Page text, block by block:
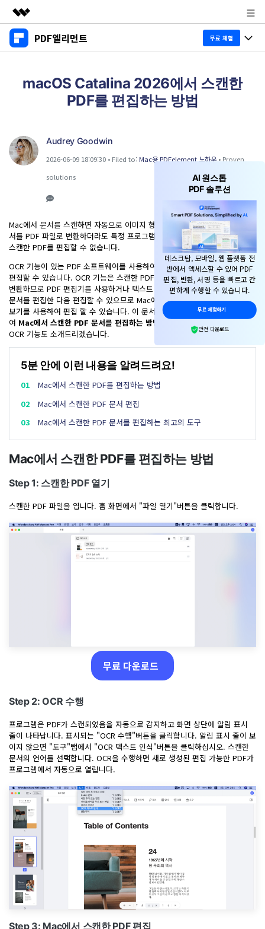
주요 제품
유틸리티
개요
플랜 및 가격
PDF엘리먼트 무료 체험
Mac용
모바일 앱
클라우드
PDF 온라인 도구
PDF JPG 변환
PDF PPT 변환
PDF 병합
PDF 압축
PDF 회전
PDF 읽기
PDF 주석 달기
PDF 생성
PDF 병합
개인용
PDF 변환
PDF 편집
PDF 압축
전문용
PDF 서명
PDF 보호
PDF 일괄 작업
PDF OCR
PDF 데이터 추출
AI PDF 요약기
PDF 전자 서명
PDF와 채팅하기
AI 문법 검사기
AI 콘텐츠 탐지기
AI PDF 재작성
AI PDF 설명
문서와 채팅하기
AI 이미지 생성기
비즈니스
최신 버전 업그레이드
새로운 기능
작동 환경
PDFelement 자료실
사용자 가이드
자주 묻는 질문
고객 지원
도움말 센터
구독 취소
유튜브
네이버 블로그
구매하기
로그인
검색
macOS Catalina 2026에서 스캔한
PDF를 편집하는 방법
Audrey Goodwin
2026-06-09 18:09:30 • Filed to:Mac용 PDFelement 노하우• Proven
solutions
Mac에서 문서를 스캔하면 자동으로 이미지 형식으로 저장됩니다. 스캔한 문
서를 PDF 파일로 변환하더라도 특정 프로그램을 사용하지 않고는 Mac에서
스캔한 PDF를 편집할 수 없습니다.
OCR 기능이 있는 PDF 소프트웨어를 사용하여 Mac에서 이미지 기반 PDF를
편집할 수 있습니다. OCR 기능은 스캔한 PDF 문서를 편집 가능한 텍스트로
변환하므로 PDF 편집기를 사용하거나 텍스트 기반 파일 형식으로 변환하여
문서를 편집한 다음 편집할 수 있으므로 Mac에서 Microsoft Word 또는 미리
보기를 사용하여 편집 할 수 있습니다. 이 문서에서는
PDF엘리먼트를 사용하
여 Mac에서 스캔한 PDF 문서를 편집하는 방법
에 대해 설명하고 강력한
OCR 기능도 소개드리겠습니다.
5분 안에 이런 내용을 알려드려요!
01
Mac에서 스캔한 PDF를 편집하는 방법
02
Mac에서 스캔한 PDF 문서 편집
03
Mac에서 스캔한 PDF 문서를 편집하는 최고의 도구
Mac에서 스캔한 PDF를 편집하는 방법
Step 1: 스캔한 PDF 열기
스캔한 PDF 파일을 엽니다. 홈 화면에서 "파일 열기"버튼을 클릭합니다.
무료 다운로드
Step 2: OCR 수행
프로그램은 PDF가 스캔되었음을 자동으로 감지하고 화면 상단에 알림 표시
줄이 나타납니다. 표시되는 "OCR 수행"버튼을 클릭합니다. 알림 표시 줄이 보
이지 않으면 "도구"탭에서 "OCR 텍스트 인식"버튼을 클릭하십시오. 스캔한
문서의 언어를 선택합니다. OCR을 수행하면 새로 생성된 편집 가능한 PDF가
프로그램에서 자동으로 열립니다.
Step 3: Mac에서 스캔한 PDF 편집
AI 원스톱
PDF 솔루션
데스크탑, 모바일, 웹 플랫폼 전
반에서 액세스할 수 있어 PDF
편집, 변환, 서명 등을 빠르고 간
편하게 수행할 수 있습니다.
무료 체험하기
안전 다운로드